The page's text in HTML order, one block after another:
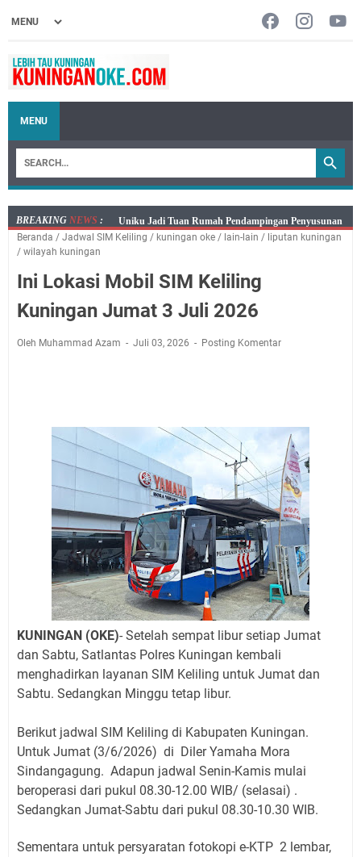
MENU
BREAKING NEWS :
Sudahkah Kita Merdeka Dari Hawa Nafsu?
Info Sembako di Pasar Kepuh Kuningan Kamis 6
Agenda Kegiatan Bupati Kuningan Kamis 6 Agustus
2026 Ada Tiga Acara
Luragung, Ini Persyaratan dan Besaran Biayanya
Setiap Noda Ada Pembersihnya, Salat Bisa Menjadi
Pembersih Dosa Kita, Ini Jadwal Salat Wilayah
Kuningan Kamis 6 Agustus 2026
Agenda Kegiatan Bupati, Wabup dan Sekda Kuningan
Rabu 5 Agustus 2026 Masing-masing Dua Acara
Nobar Final Piala Presiden 2026 Bersama Kebo Bule
Sangat Seru
Uniku Jadi Tuan Rumah Pendampingan Penyusunan
Dokumen SPMI
Beranda / Jadwal SIM Keliling / kuningan oke / lain-lain / liputan kuningan
/ wilayah kuningan
Ini Lokasi Mobil SIM Keliling
Kuningan Jumat 3 Juli 2026
Oleh Muhammad Azam Juli 03, 2026 Posting Komentar
KUNINGAN (OKE)- Setelah sempat libur setiap Jumat
dan Sabtu, Satlantas Polres Kuningan kembali
menghadirkan layanan SIM Keliling untuk Jumat dan
Sabtu. Sedangkan Minggu tetap libur.
Berikut jadwal SIM Keliling di Kabupaten Kuningan.
Untuk Jumat (3/6/2026) di Diler Yamaha Mora
Sindangagung. Adapun jadwal Senin-Kamis mulai
beroperasi dari pukul 08.30-12.00 WIB/ (selasai) .
Sedangkan Jumat-Sabtu dari pukul 08.30-10.30 WIB.
Sementara untuk persyaratan fotokopi e-KTP 2 lembar,